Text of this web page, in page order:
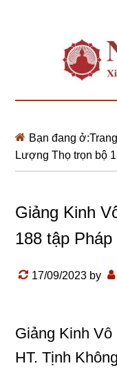
Bạn đang ở:
Lượng Thọ trọn bộ
Giảng Kinh
188 tập
17/09/2023 by
Giảng Kinh
HT. Tịnh Không